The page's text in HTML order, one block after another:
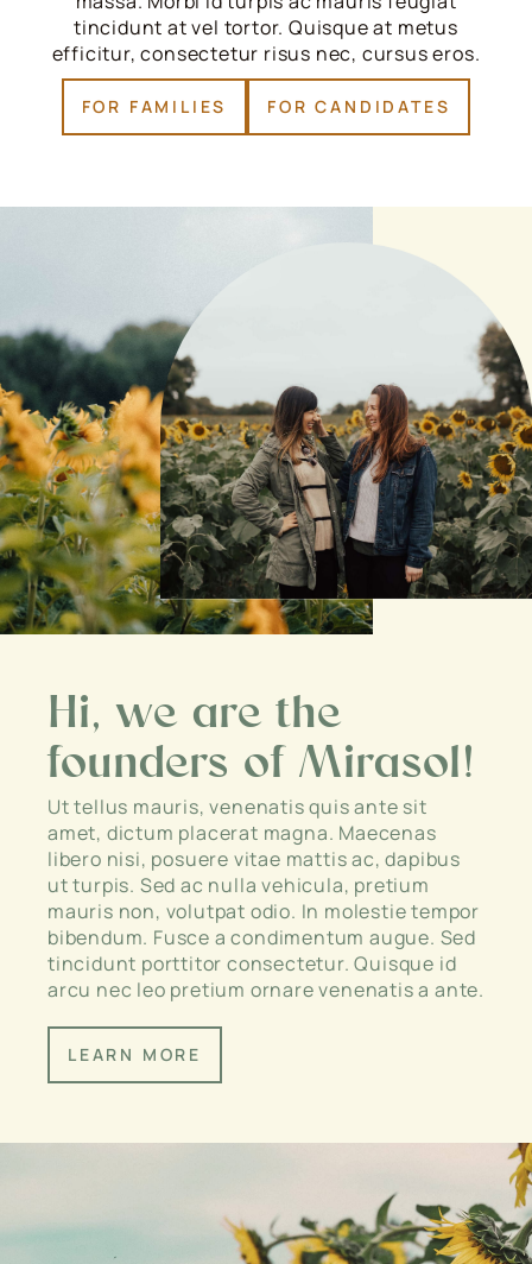
tincidunt at vel tortor. Quisque at metus
efficitur, consectetur risus nec, cursus eros.
FOR FAMILIES FOR CANDIDATES
Hi, we are the
founders of Mirasol!
Ut tellus mauris, venenatis quis ante sit
amet, dictum placerat magna. Maecenas
libero nisi, posuere vitae mattis ac, dapibus
ut turpis. Sed ac nulla vehicula, pretium
mauris non, volutpat odio. In molestie tempor
bibendum. Fusce a condimentum augue. Sed
tincidunt porttitor consectetur. Quisque id
arcu nec leo pretium ornare venenatis a ante.
LEARN MORE